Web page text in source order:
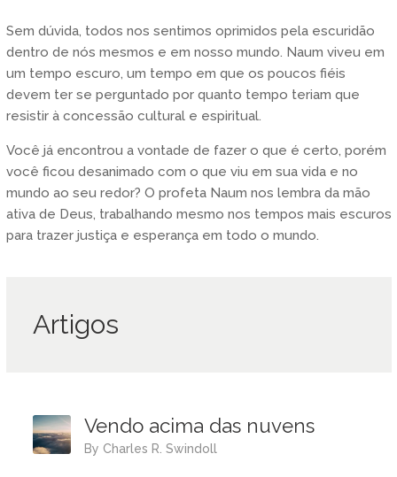
Sem dúvida, todos nos sentimos oprimidos pela escuridão
dentro de nós mesmos e em nosso mundo. Naum viveu em
um tempo escuro, um tempo em que os poucos fiéis
devem ter se perguntado por quanto tempo teriam que
resistir à concessão cultural e espiritual.
Você já encontrou a vontade de fazer o que é certo, porém
você ficou desanimado com o que viu em sua vida e no
mundo ao seu redor? O profeta Naum nos lembra da mão
ativa de Deus, trabalhando mesmo nos tempos mais escuros
para trazer justiça e esperança em todo o mundo.
Artigos
Vendo acima das nuvens
by Charles R. Swindoll